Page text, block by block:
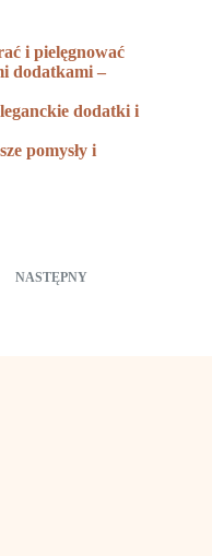
i pielęgnować
dodatkami –
dodatki i
pomysły i
NASTĘPNY